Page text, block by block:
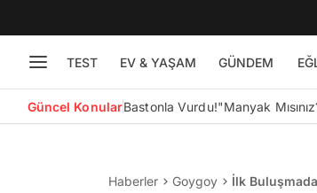
TEST EV & YAŞAM GÜNDEM
Güncel KonularBastonla Vurdu!"Manyak
Haberler Goygoy İlk